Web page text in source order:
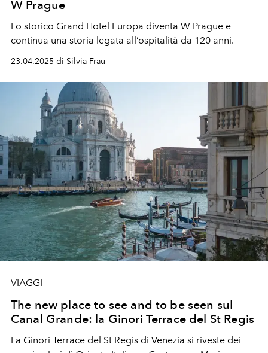
W Prague
Lo storico Grand Hotel Europa diventa W Prague e
continua una storia legata all’ospitalità da 120 anni.
23.04.2025 di Silvia Frau
VIAGGI
The new place to see and to be seen sul
Canal Grande: la Ginori Terrace del St Regis
La Ginori Terrace del St Regis di Venezia si riveste dei